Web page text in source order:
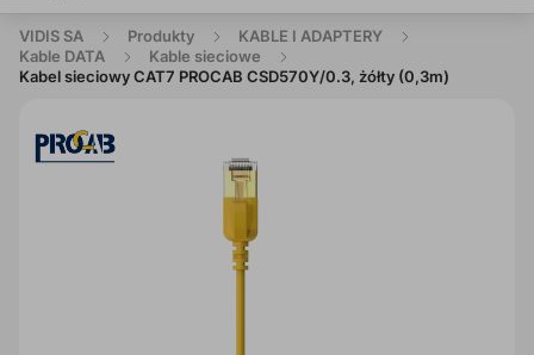
VIDIS SA Produkty
KABLE I ADAPTERY
Kable DATA
Kable sieciowe
Kabel sieciowy CAT7 PROCAB CSD570Y/0.3, żółty (0,3m)